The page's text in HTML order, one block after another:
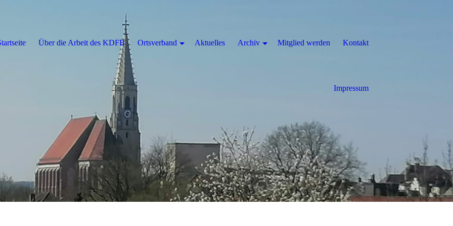
Über die Arbeit des KDFB Ortsverband Aktuelles Archiv Mitglied werden Kontakt
Impressum